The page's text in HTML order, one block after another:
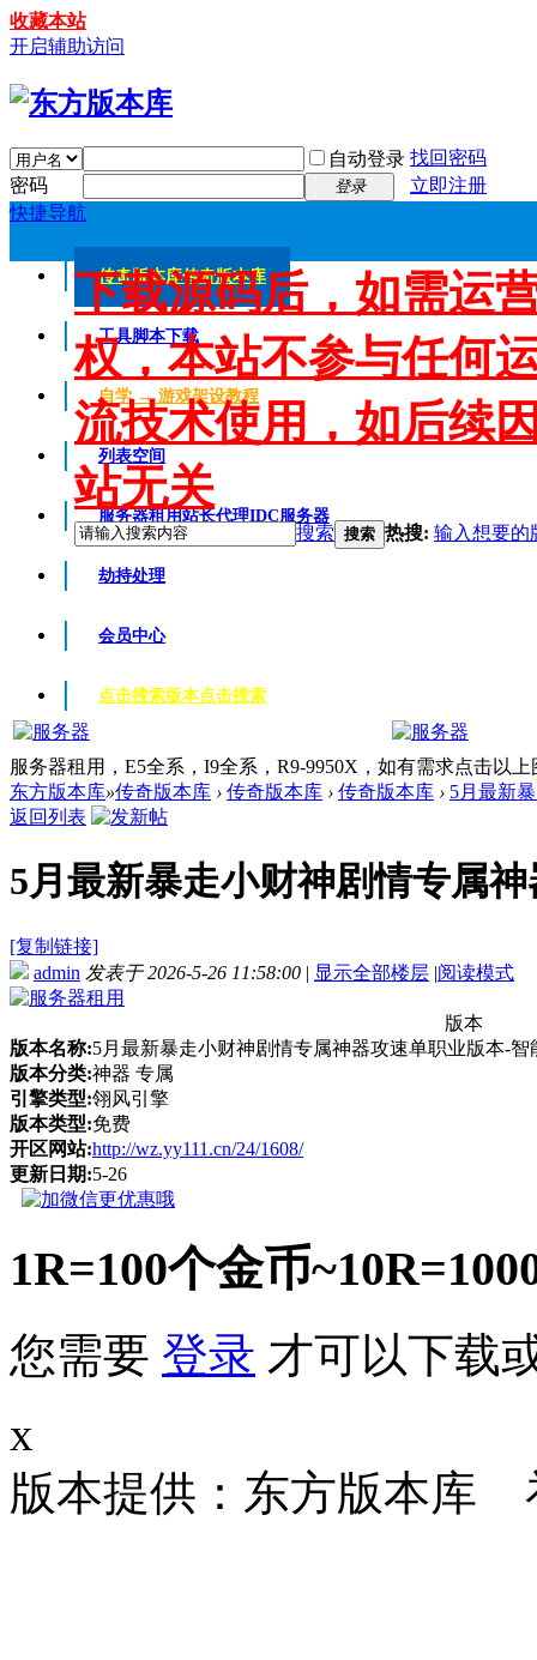
收藏本站
开启辅助访问
自动登录 找回密码
密码
登录
立即注册
快捷导航
传奇版本库传奇版本库
工具脚本下载
自学 → 游戏架设教程
列表空间
服务器租用站长代理IDC服务器
劫持处理
会员中心
点击搜索版本点击搜索
下载源码后，如需运
权，本站不参与任何
流技术使用，如后续
站无关
搜索 搜索 热搜: 输入想要的
服务器租用，E5全系，I9全系，R9-9950X，如有需求点击以
东方版本库»传奇版本库 › 传奇版本库 › 传奇版本库 › 5月最新
返回列表
5月最新暴走小财神剧情专属
[复制链接]
admin 发表于 2026-5-26 11:58:00 | 显示全部楼层 |阅读模式
版本
版本名称:5月最新暴走小财神剧情专属神器攻速单职业版本-
版本分类:神器 专属
引擎类型:翎风引擎
版本类型:免费
开区网站:http://wz.yy111.cn/24/1608/
更新日期:5-26
1R=100个金币
您需要 登录 才可以下载
x
版本提供：东方版本库